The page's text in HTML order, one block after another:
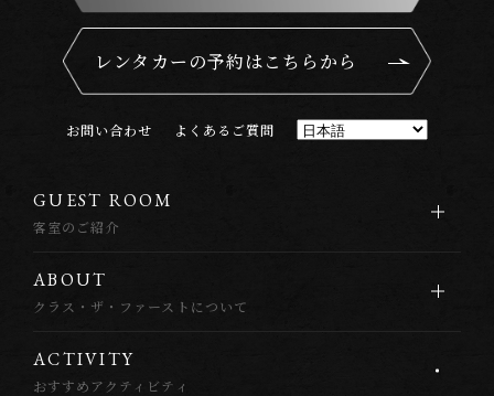
GUEST ROOM
客室のご紹介
ABOUT
クラス・ザ・ファーストについて
ACTIVITY
おすすめアクティビティ
レンタカーの予約はこちらから
お問い合わせ よ く あ る ご質問